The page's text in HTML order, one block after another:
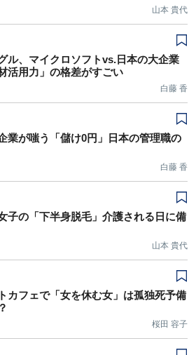
山本 貴代
ル、マイクロソフトvs.日本の大企業
材活用力」の格差がすごい
白藤 香
業が嗤う「儲け0円」日本の管理職の
白藤 香
子の「下半身脱毛」介護される日に備
山本 貴代
カフェで「女を休む女」は孤独死予備
桜田 容子